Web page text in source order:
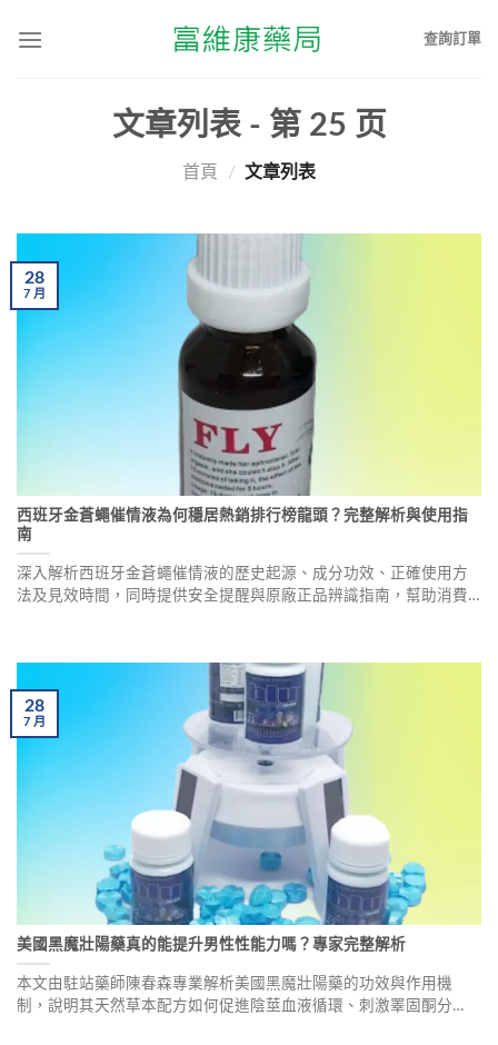
查詢訂單
文章列表 - 第 25 页
首頁 / 文章列表
西班牙金蒼蠅催情液為何穩居熱銷排行榜龍頭？完整解析與使用指
南
深入解析西班牙金蒼蠅催情液的歷史起源、成分功效、正確使用方
法及見效時間，同時提供安全提醒與原廠正品辨識指南，幫助消費
28
7月
美國黑魔壯陽藥真的能提升男性性能力嗎？專家完整解析
本文由駐站藥師陳春森專業解析美國黑魔壯陽藥的功效與作用機
制，說明其天然草本配方如何促進陰莖血液循環、刺激睪固酮分
28
7月